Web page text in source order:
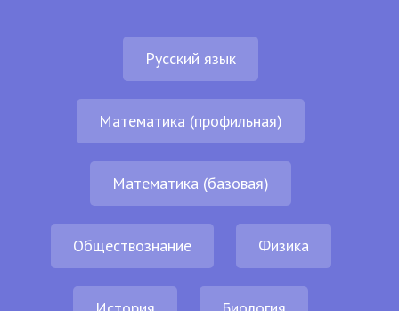
Русский язык
Математика (профильная)
Математика (базовая)
Обществознание Физика